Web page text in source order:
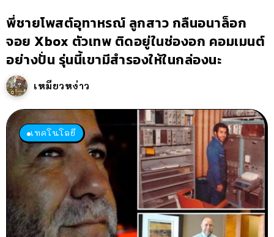
พี่ชายโพสต์อุทาหรณ์ ลูกสาว กลืนอนาล็อก
จอย Xbox ตัวเทพ ติดอยู่ในช่องอก คอมเมนต์
อย่างปั่น รุ่นนี้เขามีสำรองให้ในกล่องนะ
เหมียวหง่าว
เทคโนโลยี